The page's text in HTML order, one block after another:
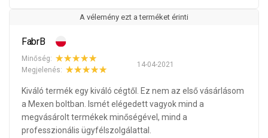
A vélemény ezt a terméket érinti
FabrB
14-04-2021
Minőség:
Megjelenés:
Kiváló termék egy kiváló cégtől. Ez nem az első vásárlásom
a Mexen boltban. Ismét elégedett vagyok mind a
megvásárolt termékek minőségével, mind a
professzionális ügyfélszolgálattal.